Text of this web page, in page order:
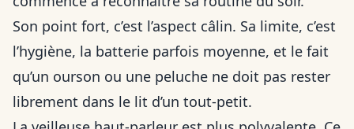
Son point fort, c’est l’aspect câlin. Sa limite, c’est
l’hygiène, la batterie parfois moyenne, et le fait
qu’un ourson ou une peluche ne doit pas rester
librement dans le lit d’un tout-petit.